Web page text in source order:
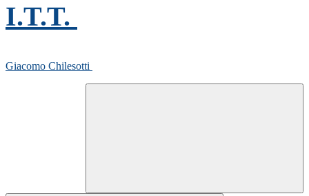
I.T.T.
Giacomo Chilesotti